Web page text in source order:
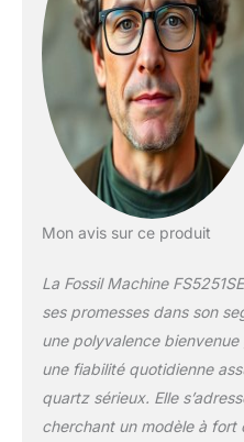
Mon avis sur ce produit
La Fossil Machine
ses promesses dans son
une polyvalence
une fiabilité quotidienne
quartz sérieux. Elle
cherchant un modèle à fort